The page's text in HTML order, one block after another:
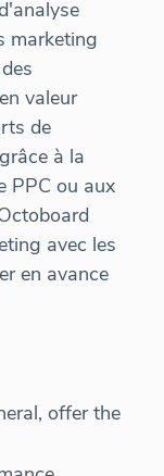
marketing
valeur
de
à la
PPC ou aux
avec les
en avance
offer the